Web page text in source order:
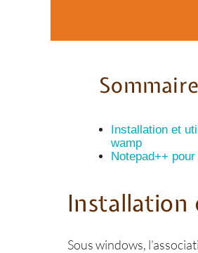
Sommaire
Installation et
wamp
Notepad++
Installation
Sous windows,